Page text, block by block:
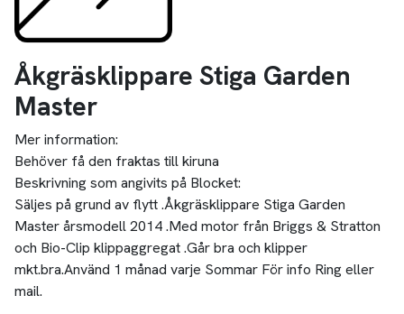
Åkgräsklippare Stiga Garden
Master
Mer information:
Behöver få den fraktas till kiruna
Beskrivning som angivits på Blocket:
Säljes på grund av flytt .Åkgräsklippare Stiga Garden
Master årsmodell 2014 .Med motor från Briggs & Stratton
och Bio-Clip klippaggregat .Går bra och klipper
mkt.bra.Använd 1 månad varje Sommar För info Ring eller
mail.